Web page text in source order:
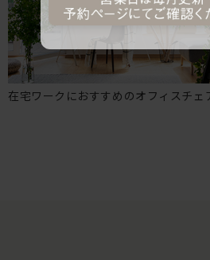
在宅ワークにおすすめのオフィスチェ